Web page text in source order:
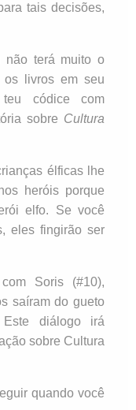
tais decisões,
não terá muito o
livros em seu
códice com
sobre Cultura
élficas lhe
heróis porque
elfo. Se você
eles fingirão ser
Soris (#10),
saíram do gueto
Este diálogo irá
sobre Cultura
quando você